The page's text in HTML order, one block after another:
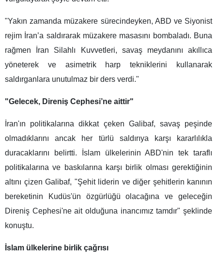
"Yakın zamanda müzakere sürecindeyken, ABD ve Siyonist
rejim İran’a saldırarak müzakere masasını bombaladı. Buna
rağmen İran Silahlı Kuvvetleri, savaş meydanını akıllıca
yöneterek ve asimetrik harp tekniklerini kullanarak
saldırganlara unutulmaz bir ders verdi."
"Gelecek, Direniş Cephesi’ne aittir"
İran'ın politikalarına dikkat çeken Galibaf, savaş peşinde
olmadıklarını ancak her türlü saldırıya karşı kararlılıkla
duracaklarını belirtti. İslam ülkelerinin ABD'nin tek taraflı
politikalarına ve baskılarına karşı birlik olması gerektiğinin
altını çizen Galibaf, "Şehit liderin ve diğer şehitlerin kanının
bereketinin Kudüs'ün özgürlüğü olacağına ve geleceğin
Direniş Cephesi'ne ait olduğuna inancımız tamdır" şeklinde
konuştu.
İslam ülkelerine birlik çağrısı